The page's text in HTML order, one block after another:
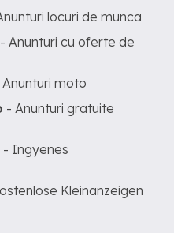
locuri de munca
- Anunturi cu oferte de
Anunturi moto
- Anunturi gratuite
- Ingyenes
Kleinanzeigen